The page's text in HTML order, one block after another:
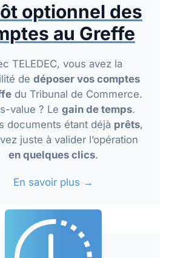
optionnel des
au Greffe
TELEDEC, vous avez la
de déposer vos comptes
du Tribunal de Commerce.
value ? Le gain de temps.
documents étant déjà prêts,
juste à valider l’opération
en quelques clics.
En savoir plus →